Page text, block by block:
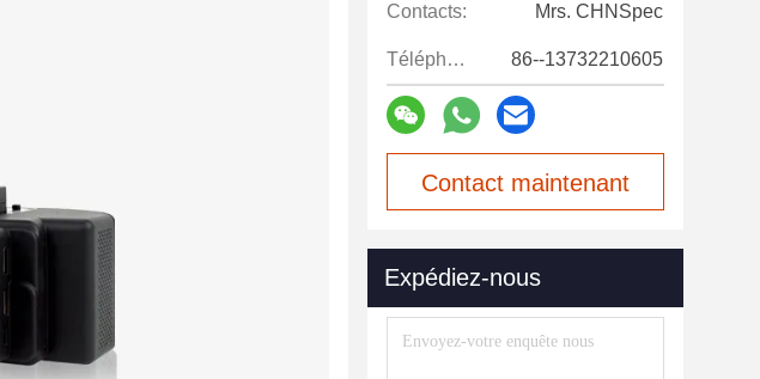
Contacts: Mrs. CHNSpec
Téléphone: 86--13732210605
Contact maintenant
Expédiez-nous